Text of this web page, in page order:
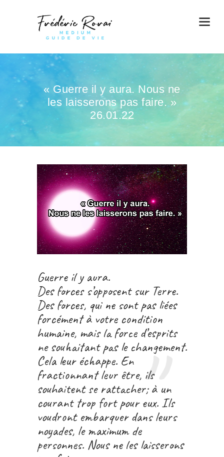
« Guerre il y aura. Nous ne
les laisserons pas faire. »
26.01.22
Guerre il y aura.
Des forces s’opposent sur Terre.
Des forces, qui ne sont pas liées
forcément à votre condition
humaine, mais la force d’esprits
ne souhaitant pas le changement.
Cela leur échappe. En
fractionnant leur être, ils
souhaitent se rattacher; à un
courant trop fort pour eux. Ils
voudront embarquer dans leurs
noyades, le maximum de
personnes. Nous ne les laisserons